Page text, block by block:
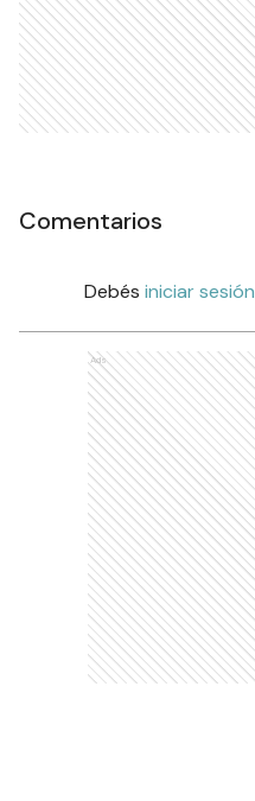
Comentarios
Debés iniciar sesión
Ads